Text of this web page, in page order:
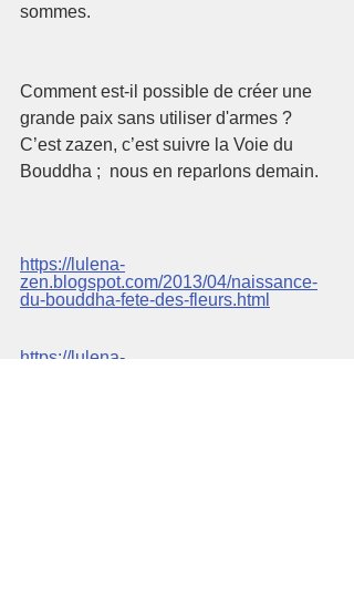
sommes.
Comment est-il possible de créer une
grande paix sans utiliser d'armes ?
C’est zazen, c’est suivre la Voie du
Bouddha ;  nous en reparlons demain.
https://lulena-
zen.blogspot.com/2013/04/naissance-
du-bouddha-fete-des-fleurs.html
https://lulena-